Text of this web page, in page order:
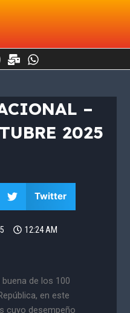
–
2025
Twitter
12:24 AM
de los 100
en este
cuyo desempeño